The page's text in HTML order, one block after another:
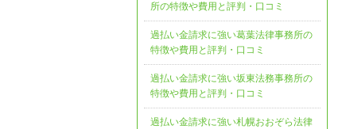
所の特徴や費用と評判・口コミ
過払い金請求に強い葛葉法律事務所の
特徴や費用と評判・口コミ
過払い金請求に強い坂東法務事務所の
特徴や費用と評判・口コミ
過払い金請求に強い札幌おおぞら法律